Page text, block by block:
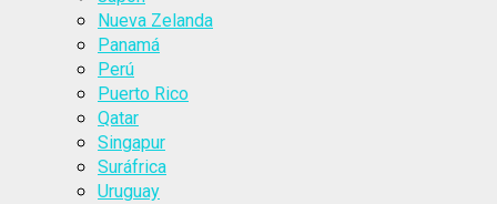
Nueva Zelanda
Panamá
Perú
Puerto Rico
Qatar
Singapur
Suráfrica
Uruguay